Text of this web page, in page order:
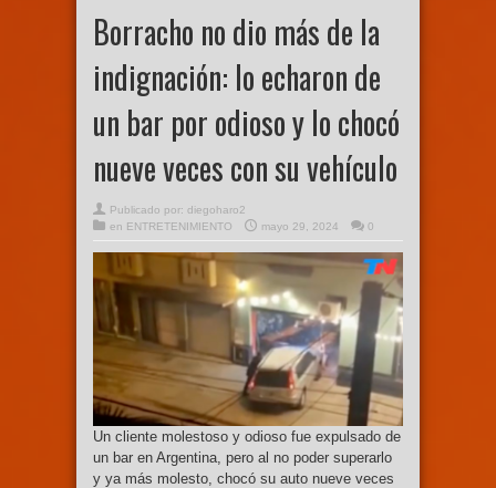
Borracho no dio más de la
indignación: lo echaron de
un bar por odioso y lo chocó
nueve veces con su vehículo
Publicado por: diegoharo2
en ENTRETENIMIENTO mayo 29, 2024 0
Un cliente molestoso y odioso fue expulsado de
un bar en Argentina, pero al no poder superarlo
y ya más molesto, chocó su auto nueve veces